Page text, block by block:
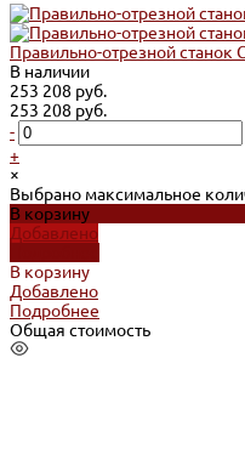
Правильно-отрезной станок
В наличии
253 208 руб.
253 208 руб.
-
+
×
Выбрано максимальное
В корзину
Добавлено
В корзину
Добавлено
Подробнее
Общая стоимость